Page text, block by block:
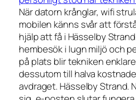
När datorn krånglar, wifi
mobilen känns svår att
hjälp att få i Hässelby
hembesök i lugn miljö och
på plats blir tekniken
dessutom till halva
avdraget. Hässelby Strand.